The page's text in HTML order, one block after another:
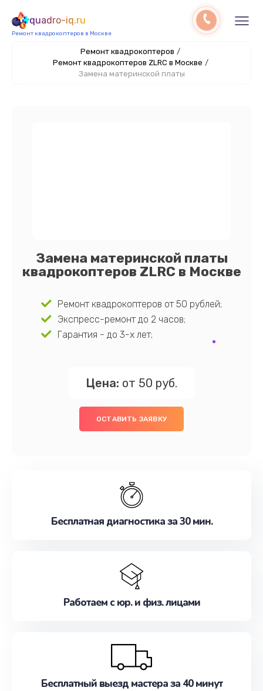
quadro-iq.ru
Ремонт квадрокоптеров в Москве
Ремонт квадрокоптеров /
Ремонт квадрокоптеров ZLRC в Москве /
Замена материнской платы
Замена материнской платы
квадрокоптеров ZLRC в Москве
Ремонт квадрокоптеров от 50 рублей;
Экспресс-ремонт до 2 часов;
Гарантия - до 3-х лет;
Цена: от 50 руб.
ОСТАВИТЬ ЗАЯВКУ
Бесплатная диагностика за 30 мин.
Работаем с юр. и физ. лицами
Бесплатный выезд мастера за 40 минут